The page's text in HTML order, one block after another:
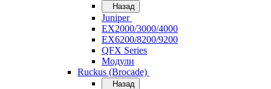
Назад
Juniper
EX2000/3000/4000
EX6200/8200/9200
QFX Series
Модули
Ruckus (Brocade)
Назад